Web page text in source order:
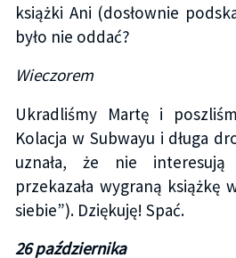
książki Ani (dosłownie
było nie oddać?
Wieczorem
Ukradliśmy Martę i
Kolacja w Subwayu i długa
uznała, że nie
przekazała wygraną książkę
siebie”). Dziękuję! Spać.
26 października